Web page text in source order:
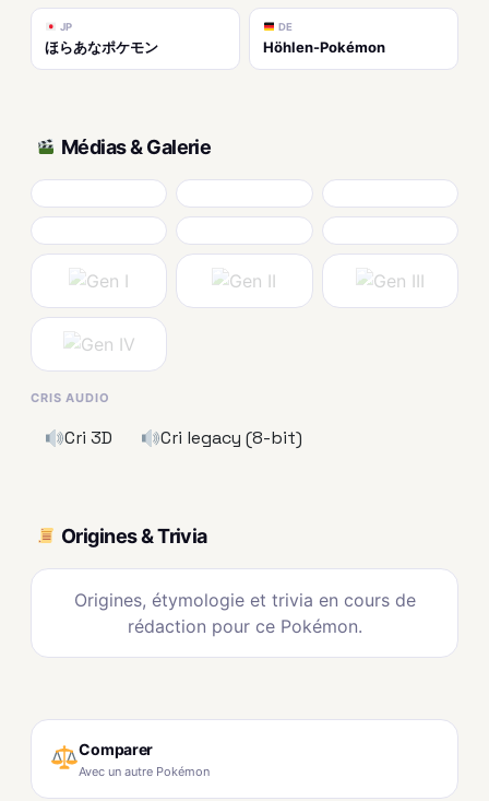
JP
ほらあなポケモン
DE
Höhlen-Pokémon
Médias & Galerie
CRIS AUDIO
Cri 3D Cri legacy (8-bit)
Origines & Trivia
Origines, étymologie et trivia en cours de
rédaction pour ce Pokémon.
Comparer
Avec un autre Pokémon